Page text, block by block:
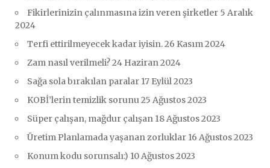
Fikirlerinizin çalınmasına izin veren şirketler 5 Aralık
2024
Terfi ettirilmeyecek kadar iyisin.26 Kasım 2024
Zam nasıl verilmeli?24 Haziran 2024
Sağa sola bırakılan paralar 17 Eylül 2023
KOBİ’lerin temizlik sorunu25 Ağustos 2023
Süper çalışan, mağdur çalışan 18 Ağustos 2023
Üretim Planlamada yaşanan zorluklar 16 Ağustos 2023
Konum kodu sorunsalı:) 10 Ağustos 2023